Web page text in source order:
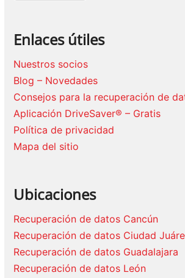
Enlaces útiles
Nuestros socios
Blog – Novedades
Consejos para la recuperación de
Aplicación DriveSaver® – Gratis
Política de privacidad
Mapa del sitio
Ubicaciones
Recuperación de datos Cancún
Recuperación de datos Ciudad
Recuperación de datos Guadalajara
Recuperación de datos León